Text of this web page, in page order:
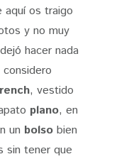
aquí os traigo
y no muy
hacer nada
, vestido
plano, en
un bolso bien
sin tener que